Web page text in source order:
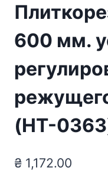
600 мм.
(HT-
₴ 1,172.00